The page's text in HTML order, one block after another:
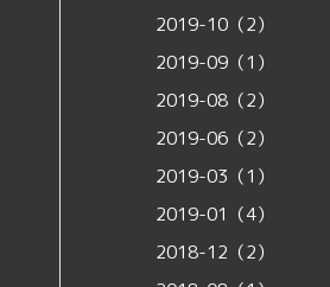
2019-10（2）
2019-09（1）
2019-08（2）
2019-06（2）
2019-03（1）
2019-01（4）
2018-12（2）